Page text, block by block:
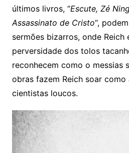
últimos livros, “Escute, Zé
Assassinato de Cristo“,
sermões bizarros, onde Reich
perversidade dos tolos
reconhecem como o messias
obras fazem Reich soar
cientistas loucos.